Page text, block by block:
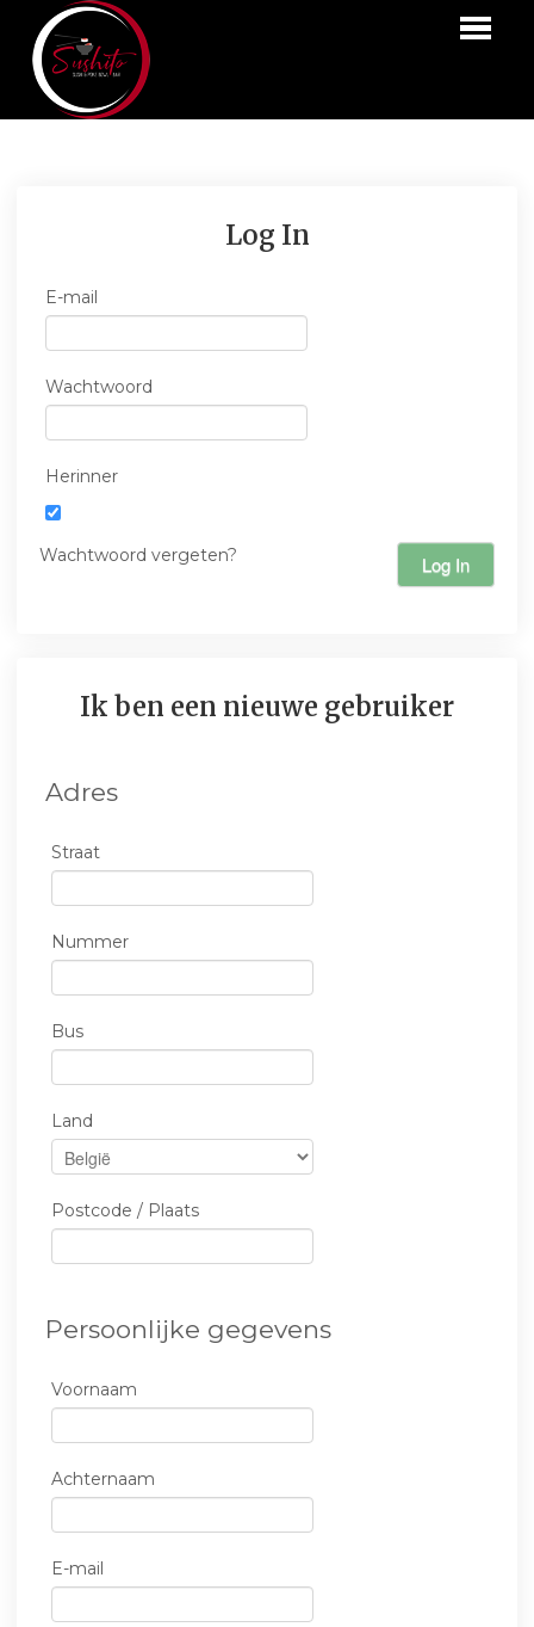
CONTACT
Log In
E-mail
Wachtwoord
Herinner
Wachtwoord vergeten? Log In
Ik ben een nieuwe gebruiker
Adres
Straat
Nummer
Bus
Land
Postcode / Plaats
Persoonlijke gegevens
Voornaam
Achternaam
E-mail